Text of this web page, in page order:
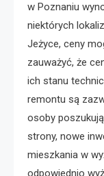
w Poznaniu
niektórych
Jeżyce, ceny
zauważyć, że
ich stanu
remontu są
osoby
strony, nowe
mieszkania w
odpowiednio